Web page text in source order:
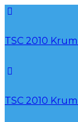
TSC 2010
TSC 2010